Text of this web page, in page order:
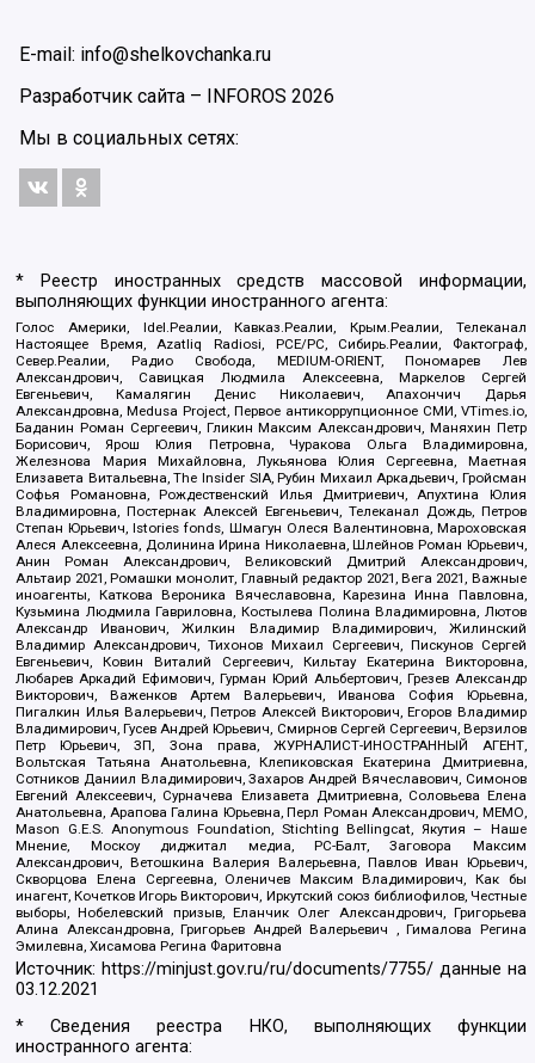
E-mail: info@shelkovchanka.ru
Разработчик сайта –
INFOROS 2026
Мы в социальных сетях:
* Реестр иностранных средств массовой информации,
выполняющих функции иностранного агента:
Голос Америки, Idel.Реалии, Кавказ.Реалии, Крым.Реалии, Телеканал
Настоящее Время, Azatliq Radiosi, PCE/PC, Сибирь.Реалии, Фактограф,
Север.Реалии, Радио Свобода, MEDIUM-ORIENT, Пономарев Лев
Александрович, Савицкая Людмила Алексеевна, Маркелов Сергей
Евгеньевич, Камалягин Денис Николаевич, Апахончич Дарья
Александровна, Medusa Project, Первое антикоррупционное СМИ, VTimes.io,
Баданин Роман Сергеевич, Гликин Максим Александрович, Маняхин Петр
Борисович, Ярош Юлия Петровна, Чуракова Ольга Владимировна,
Железнова Мария Михайловна, Лукьянова Юлия Сергеевна, Маетная
Елизавета Витальевна, The Insider SIA, Рубин Михаил Аркадьевич, Гройсман
Софья Романовна, Рождественский Илья Дмитриевич, Апухтина Юлия
Владимировна, Постернак Алексей Евгеньевич, Телеканал Дождь, Петров
Степан Юрьевич, Istories fonds, Шмагун Олеся Валентиновна, Мароховская
Алеся Алексеевна, Долинина Ирина Николаевна, Шлейнов Роман Юрьевич,
Анин Роман Александрович, Великовский Дмитрий Александрович,
Альтаир 2021, Ромашки монолит, Главный редактор 2021, Вега 2021, Важные
иноагенты, Каткова Вероника Вячеславовна, Карезина Инна Павловна,
Кузьмина Людмила Гавриловна, Костылева Полина Владимировна, Лютов
Александр Иванович, Жилкин Владимир Владимирович, Жилинский
Владимир Александрович, Тихонов Михаил Сергеевич, Пискунов Сергей
Евгеньевич, Ковин Виталий Сергеевич, Кильтау Екатерина Викторовна,
Любарев Аркадий Ефимович, Гурман Юрий Альбертович, Грезев Александр
Викторович, Важенков Артем Валерьевич, Иванова София Юрьевна,
Пигалкин Илья Валерьевич, Петров Алексей Викторович, Егоров Владимир
Владимирович, Гусев Андрей Юрьевич, Смирнов Сергей Сергеевич, Верзилов
Петр Юрьевич, ЗП, Зона права, ЖУРНАЛИСТ-ИНОСТРАННЫЙ АГЕНТ,
Вольтская Татьяна Анатольевна, Клепиковская Екатерина Дмитриевна,
Сотников Даниил Владимирович, Захаров Андрей Вячеславович, Симонов
Евгений Алексеевич, Сурначева Елизавета Дмитриевна, Соловьева Елена
Анатольевна, Арапова Галина Юрьевна, Перл Роман Александрович, МЕМО,
Mason G.E.S. Anonymous Foundation, Stichting Bellingcat, Якутия – Наше
Мнение, Москоу диджитал медиа, РС-Балт, Заговора Максим
Александрович, Ветошкина Валерия Валерьевна, Павлов Иван Юрьевич,
Скворцова Елена Сергеевна, Оленичев Максим Владимирович, Как бы
инагент, Кочетков Игорь Викторович, Иркутский союз библиофилов, Честные
выборы, Нобелевский призыв, Еланчик Олег Александрович, Григорьева
Алина Александровна, Григорьев Андрей Валерьевич , Гималова Регина
Эмилевна, Хисамова Регина Фаритовна
Источник: https://minjust.gov.ru/ru/documents/7755/ данные на
03.12.2021
* Сведения реестра НКО, выполняющих функции
иностранного агента: